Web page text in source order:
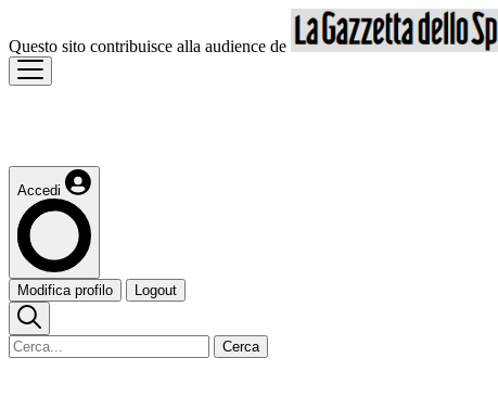
Questo sito contribuisce alla audience de
Accedi
Modifica profilo Logout
Cerca